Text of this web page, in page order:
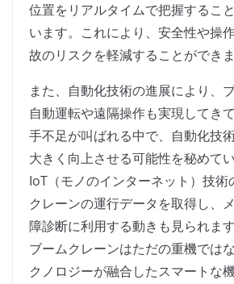
位置をリアルタイムで把握するこ
います。これにより、安全性や操
故のリスクを軽減することができま
また、自動化技術の進展により、
自動運転や遠隔操作も実現してき
手不足が叫ばれる中で、自動化技
大きく向上させる可能性を秘めて
IoT（モノのインターネット）技術
クレーンの運行データを取得し、
障診断に利用する動きも見られま
ブームクレーンはただの重機では
クノロジーが融合したスマートな